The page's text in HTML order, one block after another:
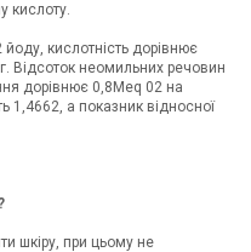
кислоту.
йоду, кислотність дорівнює
Відсоток неомильних речовин
дорівнює 0,8Meq 02 на
1,4662, а показник відносної
шкіру, при цьому не